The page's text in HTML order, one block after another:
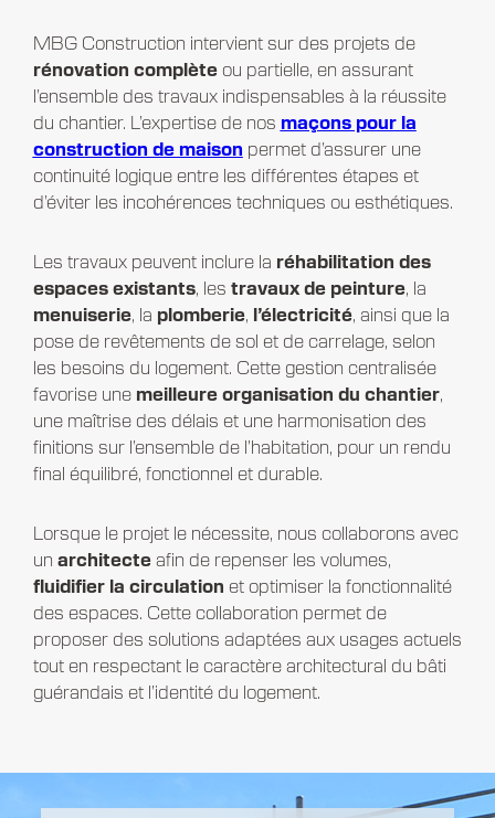
MBG Construction intervient sur des projets de
rénovation complèteou partielle, en assurant
l’ensemble des travaux indispensables à la réussite
du chantier. L’expertise de nos maçons pour la
construction de maison permet d’assurer une
continuité logique entre les différentes étapes et
d’éviter les incohérences techniques ou esthétiques.
Les travaux peuvent inclure la réhabilitation des
espaces existants, les travaux de peinture, la
menuiserie, la plomberie, l’électricité, ainsi que la
pose de revêtements de sol et de carrelage, selon
les besoins du logement. Cette gestion centralisée
favorise une meilleure organisation du chantier,
une maîtrise des délais et une harmonisation des
finitions sur l’ensemble de l’habitation, pour un rendu
final équilibré, fonctionnel et durable.
Lorsque le projet le nécessite, nous collaborons avec
un architecte afin de repenser les volumes,
fluidifier la circulation et optimiser la fonctionnalité
des espaces. Cette collaboration permet de
proposer des solutions adaptées aux usages actuels
tout en respectant le caractère architectural du bâti
guérandais et l’identité du logement.